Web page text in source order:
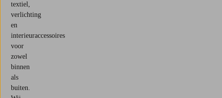
textiel,
verlichting
en
interieuraccessoires
voor
zowel
binnen
als
buiten.